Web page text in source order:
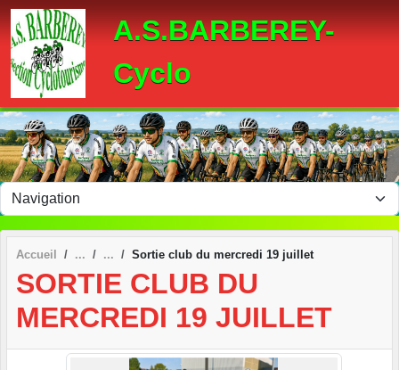
A.S.BARBEREY-
Cyclo
Accueil Sortie club du mercredi 19 juillet
SORTIE CLUB DU
MERCREDI 19 JUILLET
Panneau de gestion des cookies